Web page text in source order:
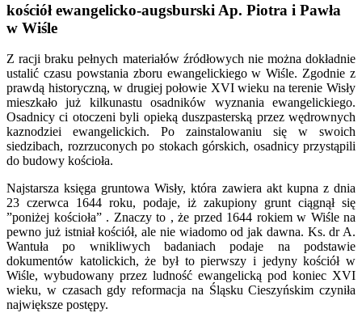
kościół ewangelicko-augsburski Ap. Piotra i Pawła
w Wiśle
Z racji braku pełnych materiałów źródłowych nie można dokładnie
ustalić czasu powstania zboru ewangelickiego w Wiśle. Zgodnie z
prawdą historyczną, w drugiej połowie XVI wieku na terenie Wisły
mieszkało już kilkunastu osadników wyznania ewangelickiego.
Osadnicy ci otoczeni byli opieką duszpasterską przez wędrownych
kaznodziei ewangelickich. Po zainstalowaniu się w swoich
siedzibach, rozrzuconych po stokach górskich, osadnicy przystąpili
do budowy kościoła.
Najstarsza księga gruntowa Wisły, która zawiera akt kupna z dnia
23 czerwca 1644 roku, podaje, iż zakupiony grunt ciągnął się
”poniżej kościoła” . Znaczy to , że przed 1644 rokiem w Wiśle na
pewno już istniał kościół, ale nie wiadomo od jak dawna. Ks. dr A.
Wantuła po wnikliwych badaniach podaje na podstawie
dokumentów katolickich, że był to pierwszy i jedyny kościół w
Wiśle, wybudowany przez ludność ewangelicką pod koniec XVI
wieku, w czasach gdy reformacja na Śląsku Cieszyńskim czyniła
największe postępy.